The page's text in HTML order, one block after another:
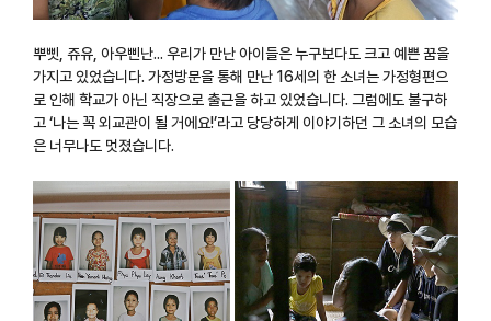
뿌삣, 쥬유, 아우삔난... 우리가 만난 아이들은 누구보다도 크고 예쁜 꿈을
가지고 있었습니다. 가정방문을 통해 만난 16세의 한 소녀는 가정형편으
로 인해 학교가 아닌 직장으로 출근을 하고 있었습니다. 그럼에도 불구하
고 ‘나는 꼭 외교관이 될 거에요!’라고 당당하게 이야기하던 그 소녀의 모습
은 너무나도 멋졌습니다.